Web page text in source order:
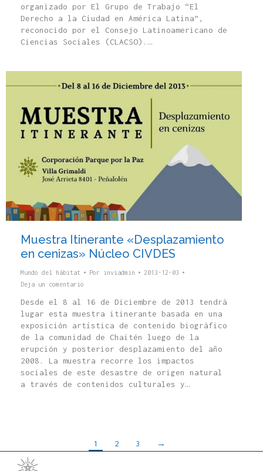
organizado por El Grupo de Trabajo “El
Derecho a la Ciudad en América Latina”,
reconocido por el Consejo Latinoamericano de
Ciencias Sociales (CLACSO).…
Muestra Itinerante «Desplazamiento
en cenizas» Núcleo CIVDES
Mundo del hábitat Por inviadmin
2013-12-03
Deja un comentario
Desde el 8 al 16 de Diciembre de 2013 tendrá
lugar esta muestra itinerante basada en una
exposición artística de contenido biográfico
de la comunidad de Chaitén luego de la
erupción y posterior desplazamiento del año
2008. La muestra recorre los impactos
sociales de este desastre de origen natural
a través de contenidos culturales y…
1 2 3 →